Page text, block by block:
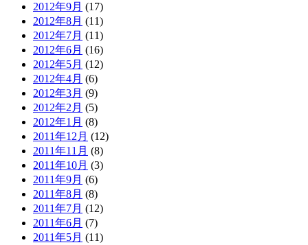
2012年9月 (17)
2012年8月 (11)
2012年7月 (11)
2012年6月 (16)
2012年5月 (12)
2012年4月 (6)
2012年3月 (9)
2012年2月 (5)
2012年1月 (8)
2011年12月 (12)
2011年11月 (8)
2011年10月 (3)
2011年9月 (6)
2011年8月 (8)
2011年7月 (12)
2011年6月 (7)
2011年5月 (11)